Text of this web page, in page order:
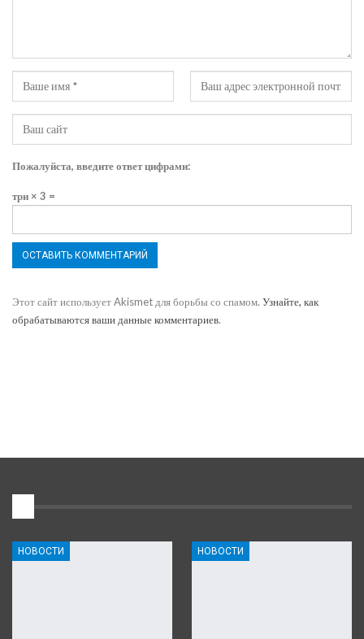
Пожалуйста, введите ответ цифрами:
три × 3 =
Этот сайт использует Akismet для борьбы со спамом. Узнайте, как
обрабатываются ваши данные комментариев.
НОВОСТИ НОВОСТИ